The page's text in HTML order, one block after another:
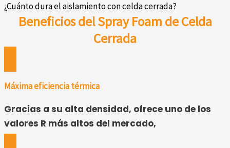
¿Cuánto dura el aislamiento con celda cerrada?
Beneficiosdel Spray Foam de Celda
Cerrada
Máxima eficiencia térmica
Gracias a su alta densidad, ofrece uno de los
valores R más altos del mercado,